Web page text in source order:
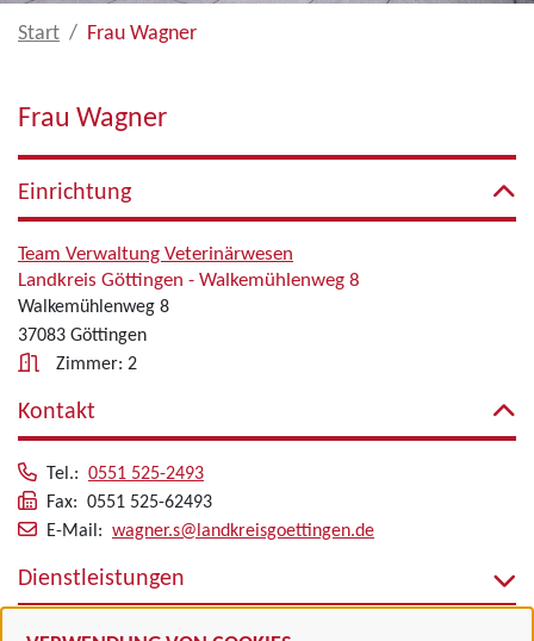
Start Frau Wagner
Frau Wagner
Einrichtung
Team Verwaltung Veterinärwesen
Landkreis Göttingen - Walkemühlenweg 8
Walkemühlenweg 8
37083 Göttingen
Zimmer: 2
Kontakt
Tel.: 0551 525-2493
Fax: 0551 525-62493
E-Mail: wagner.s@landkreisgoettingen.de
Dienstleistungen